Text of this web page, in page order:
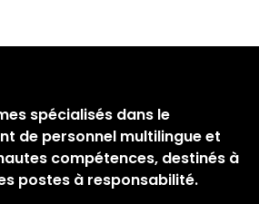
spécialisés dans le
de personnel multilingue et
compétences, destinés à
postes à responsabilité.